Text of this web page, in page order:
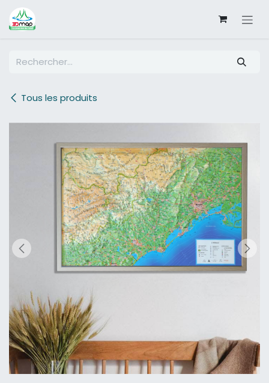
Tous les produits